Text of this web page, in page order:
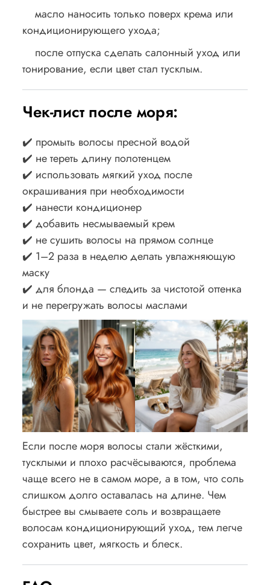
масло наносить только поверх крема или
кондиционирующего ухода;
после отпуска сделать салонный уход или
тонирование, если цвет стал тусклым.
Чек-лист после моря:
✔️ промыть волосы пресной водой
✔️ не тереть длину полотенцем
✔️ использовать мягкий уход после
окрашивания при необходимости
✔️ нанести кондиционер
✔️ добавить несмываемый крем
✔️ не сушить волосы на прямом солнце
✔️ 1–2 раза в неделю делать увлажняющую
маску
✔️ для блонда — следить за чистотой оттенка
и не перегружать волосы маслами
Если после моря волосы стали жёсткими,
тусклыми и плохо расчёсываются, проблема
чаще всего не в самом море, а в том, что соль
слишком долго оставалась на длине. Чем
быстрее вы смываете соль и возвращаете
волосам кондиционирующий уход, тем легче
сохранить цвет, мягкость и блеск.